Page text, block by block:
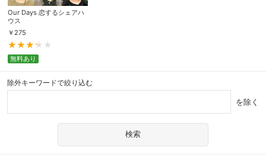
Our Days 恋するシェアハ
ウス
￥ 275
無料あり
除外キーワードで絞り込む
を除く